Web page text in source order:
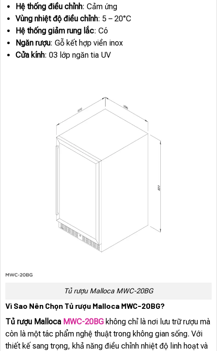
Hệ thống điều chỉnh: Cảm ứng
Vùng nhiệt độ điều chỉnh: 5 – 20°C
Hệ thống giảm rung lắc: Có
Ngăn rượu: Gỗ kết hợp viền inox
Cửa kính: 03 lớp ngăn tia UV
Tủ rượu Malloca MWC-20BG
Vì Sao Nên Chọn Tủ rượu Malloca MWC-20BG?
Tủ rượu Malloca MWC-20BG không chỉ là nơi lưu trữ rượu mà
còn là một tác phẩm nghệ thuật trong không gian sống. Với
thiết kế sang trọng, khả năng điều chỉnh nhiệt độ linh hoạt và